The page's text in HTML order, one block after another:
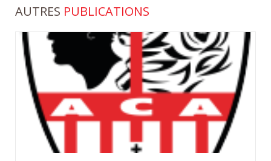
AUTRES PUBLICATIONS